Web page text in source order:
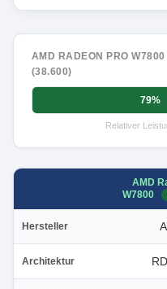
AMD RADEON PRO W7800
(38.600)
79%
Relativer
AMD
W7800
Hersteller
Architektur